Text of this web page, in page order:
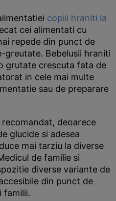
copiii hraniti la
cei alimentati cu
repede din punct de
greutate. Bebelusii hraniti
grutate crescuta fata de
in cele mai multe
sau de preparare
deoarece
glucide si adesea
mai tarziu la diverse
de familie si
diverse variante de
din punct de
familii.